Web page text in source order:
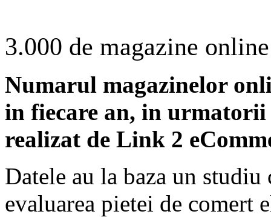
3.000 de magazine
Numarul magazinelor
in fiecare an, in
realizat de Link 2
Datele au la baza un
evaluarea pietei de comert